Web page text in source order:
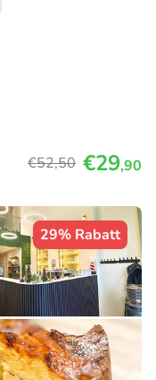
€52,50 €29,90
29% Rabatt